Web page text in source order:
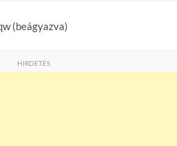
(beágyazva)
HIRDETÉS